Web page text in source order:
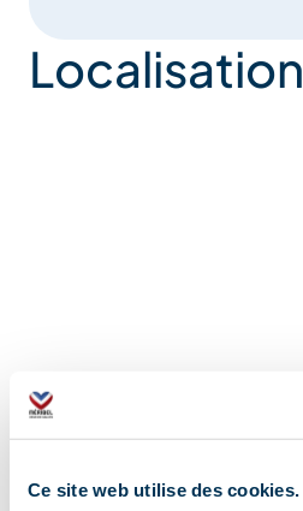
Ce site web utilise des cookies.
Localisation